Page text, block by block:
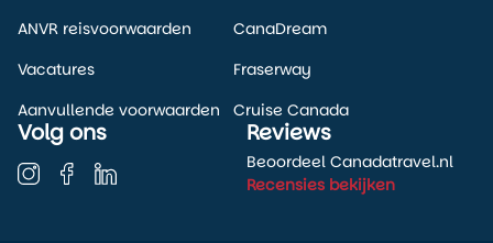
ANVR reisvoorwaarden
Vacatures
Aanvullende voorwaarden
CanaDream
Fraserway
Cruise Canada
Volg ons Reviews
Beoordeel Canadatravel.nl
Recensies bekijken